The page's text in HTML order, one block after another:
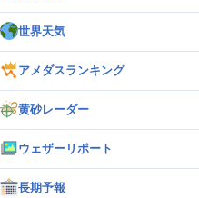
世界天気
アメダスランキング
黄砂レーダー
ウェザーリポート
長期予報